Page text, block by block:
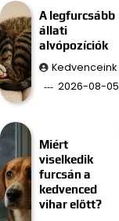
A legfurcsább
állati
alvópozíciók
Kedvenceink
2026-08-05
Miért
viselkedik
furcsán a
kedvenced
vihar előtt?